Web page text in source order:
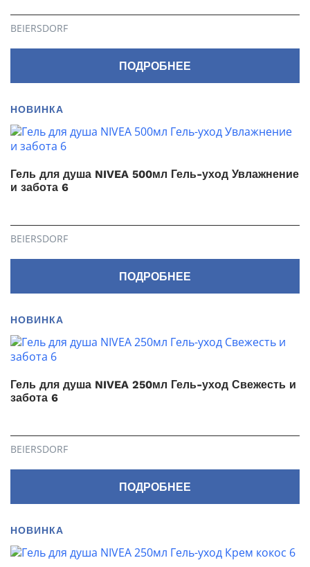
BEIERSDORF
ПОДРОБНЕЕ
НОВИНКА
Гель для душа NIVEA 500мл Гель-уход Увлажнение
и забота 6
BEIERSDORF
ПОДРОБНЕЕ
НОВИНКА
Гель для душа NIVEA 250мл Гель-уход Свежесть и
забота 6
BEIERSDORF
ПОДРОБНЕЕ
НОВИНКА